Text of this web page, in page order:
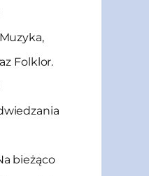
Folklor.
bieżąco